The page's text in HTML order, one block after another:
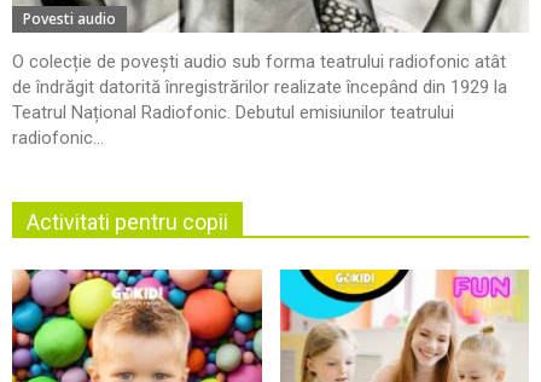
Povesti audio
O colecție de povești audio sub forma teatrului radiofonic atât
de îndrăgit datorită înregistrărilor realizate începând din 1929 la
Teatrul Național Radiofonic. Debutul emisiunilor teatrului
radiofonic...
Activitati pentru copii